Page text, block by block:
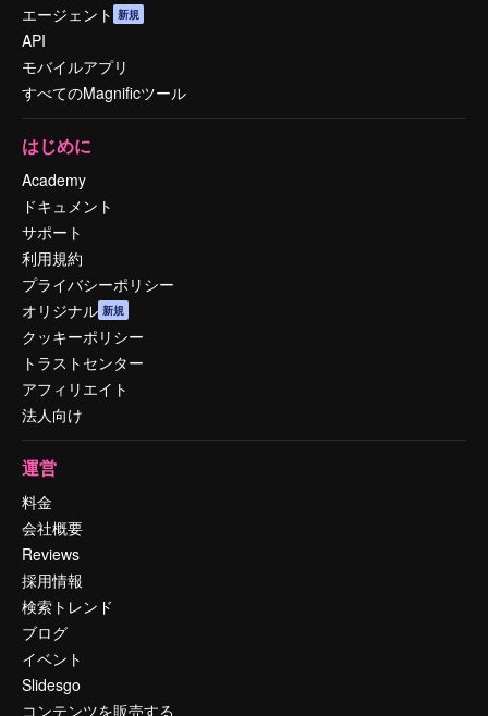
エージェント 新規
API
モバイルアプリ
すべてのMagnificツール
はじめに
Academy
ドキュメント
サポート
利用規約
プライバシーポリシー
オリジナル 新規
クッキーポリシー
トラストセンター
アフィリエイト
法人向け
運営
料金
会社概要
Reviews
採用情報
検索トレンド
ブログ
イベント
Slidesgo
コンテンツを販売する